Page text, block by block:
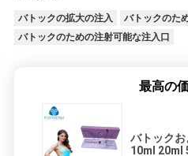
バトックの拡大の注入
バトックのた
バトックのための注射可能な注入口
最高の
バトック
10ml 20ml